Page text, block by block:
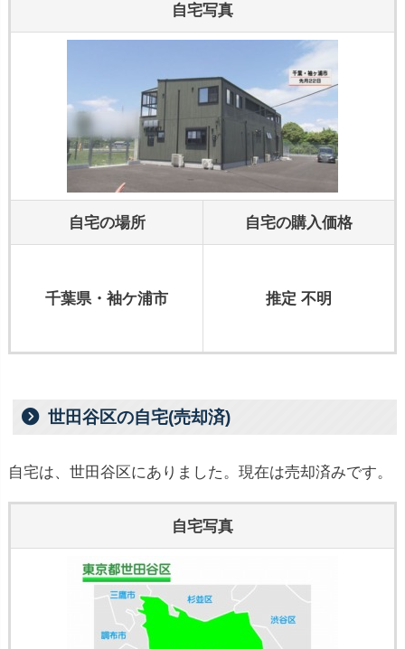
自宅写真
自宅の場所 自宅の購入価格
千葉県・袖ケ浦市 推定 不明
世田谷区の自宅(売却済)
自宅は、世田谷区にありました。現在は売却済みです。
自宅写真